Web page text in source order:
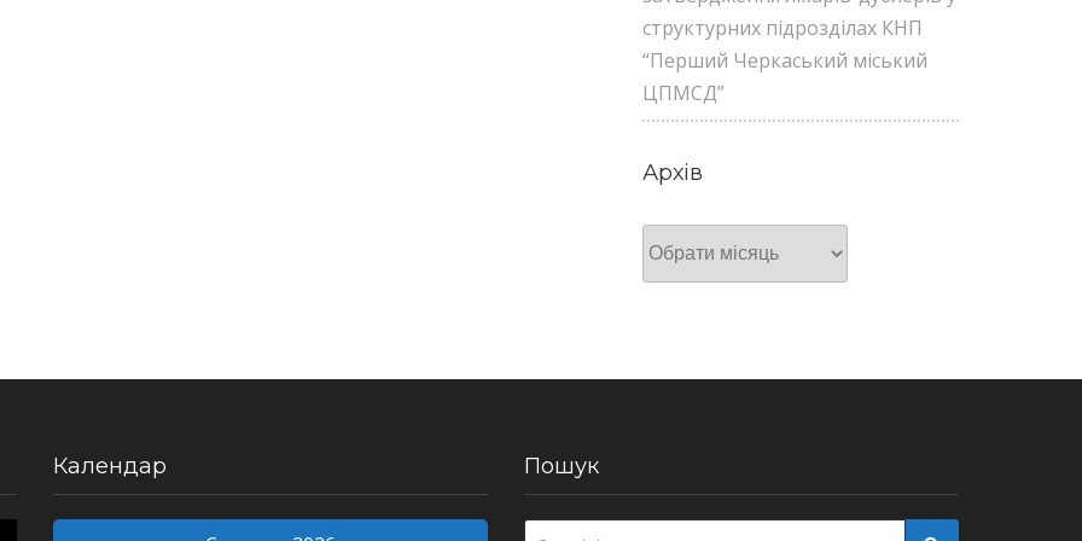
структурних підрозділах КНП
“Перший Черкаський міський
ЦПМСД”
Архів
Архів
Календар Пошук